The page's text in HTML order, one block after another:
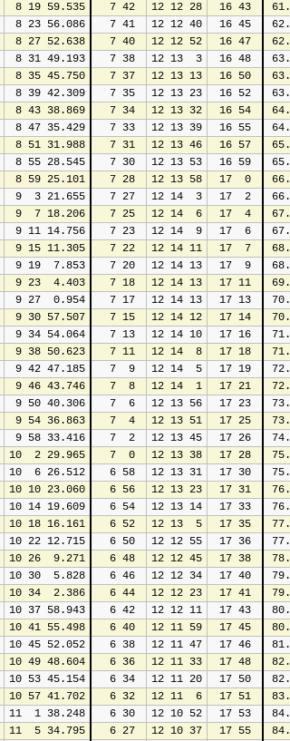
8 19 59.535 7 42 12 12 28 16 43
61.
8 23 56.086 7 41 12 12 40 16 45
62.
8 27 52.638 7 40 12 12 52 16 47
62.
8 31 49.193 7 38 12 13  3 16 48
63.
8 35 45.750 7 37 12 13 13 16 50
63.
8 39 42.309 7 35 12 13 23 16 52
63.
8 43 38.869 7 34 12 13 32 16 54
64.
8 47 35.429 7 33 12 13 39 16 55
64.
8 51 31.988 7 31 12 13 46 16 57
65.
8 55 28.545 7 30 12 13 53 16 59
65.
8 59 25.101 7 28 12 13 58 17  0
66.
9  3 21.655 7 27 12 14  3 17  2
66.
9  7 18.206 7 25 12 14  6 17  4
67.
9 11 14.756 7 23 12 14  9 17  6
67.
9 15 11.305 7 22 12 14 11 17  7
68.
9 19  7.853 7 20 12 14 13 17  9
68.
9 23  4.403 7 18 12 14 13 17 11
69.
9 27  0.954 7 17 12 14 13 17 13
70.
9 30 57.507 7 15 12 14 12 17 14
70.
9 34 54.064 7 13 12 14 10 17 16
71.
9 38 50.623 7 11 12 14  8 17 18
71.
9 42 47.185 7  9 12 14  5 17 19
72.
9 46 43.746 7  8 12 14  1 17 21
72.
9 50 40.306 7  6 12 13 56 17 23
73.
9 54 36.863 7  4 12 13 51 17 25
73.
9 58 33.416 7  2 12 13 45 17 26
74.
10  2 29.965 7  0 12 13 38 17 28
75.
10  6 26.512 6 58 12 13 31 17 30
75.
10 10 23.060 6 56 12 13 23 17 31
76.
10 14 19.609 6 54 12 13 14 17 33
76.
10 18 16.161 6 52 12 13  5 17 35
77.
10 22 12.715 6 50 12 12 55 17 36
77.
10 26  9.271 6 48 12 12 45 17 38
78.
10 30  5.828 6 46 12 12 34 17 40
79.
10 34  2.386 6 44 12 12 23 17 41
79.
10 37 58.943 6 42 12 12 11 17 43
80.
10 41 55.498 6 40 12 11 59 17 45
80.
10 45 52.052 6 38 12 11 47 17 46
81.
10 49 48.604 6 36 12 11 33 17 48
82.
10 53 45.154 6 34 12 11 20 17 50
82.
10 57 41.702 6 32 12 11  6 17 51
83.
11  1 38.248 6 30 12 10 52 17 53
84.
11  5 34.795 6 27 12 10 37 17 55
84.